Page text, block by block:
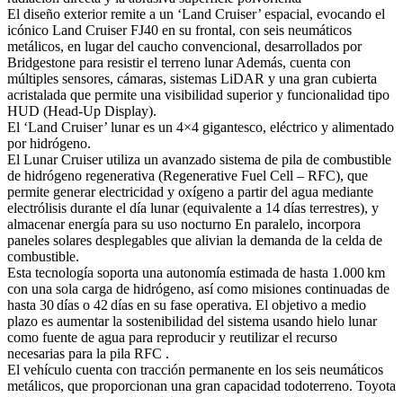
El diseño exterior remite a un ‘Land Cruiser’ espacial, evocando el
icónico Land Cruiser FJ40 en su frontal, con seis neumáticos
metálicos, en lugar del caucho convencional, desarrollados por
Bridgestone para resistir el terreno lunar Además, cuenta con
múltiples sensores, cámaras, sistemas LiDAR y una gran cubierta
acristalada que permite una visibilidad superior y funcionalidad tipo
HUD (Head-Up Display).
El ‘Land Cruiser’ lunar es un 4×4 gigantesco, eléctrico y alimentado
por hidrógeno.
El Lunar Cruiser utiliza un avanzado sistema de pila de combustible
de hidrógeno regenerativa (Regenerative Fuel Cell – RFC), que
permite generar electricidad y oxígeno a partir del agua mediante
electrólisis durante el día lunar (equivalente a 14 días terrestres), y
almacenar energía para su uso nocturno En paralelo, incorpora
paneles solares desplegables que alivian la demanda de la celda de
combustible.
Esta tecnología soporta una autonomía estimada de hasta 1.000 km
con una sola carga de hidrógeno, así como misiones continuadas de
hasta 30 días o 42 días en su fase operativa. El objetivo a medio
plazo es aumentar la sostenibilidad del sistema usando hielo lunar
como fuente de agua para reproducir y reutilizar el recurso
necesarias para la pila RFC .
El vehículo cuenta con tracción permanente en los seis neumáticos
metálicos, que proporcionan una gran capacidad todoterreno. Toyota